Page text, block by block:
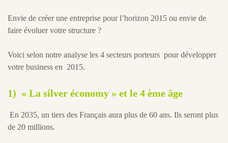
Envie de créer une entreprise pour l’horizon 2015 ou envie de
faire évoluer votre structure ?
Voici selon notre analyse les 4 secteurs porteurs pour développer
votre business en 2015.
1) « La silver économy » et le 4 ème âge
En 2035, un tiers des Français aura plus de 60 ans. Ils seront plus
de 20 millions.